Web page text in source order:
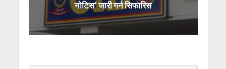
नोटिस’ जारी गर्न सिफारिस